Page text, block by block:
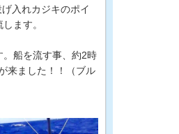
入れカジキのポイ
ます。
船を流す事、約2時
来ました！！（ブル